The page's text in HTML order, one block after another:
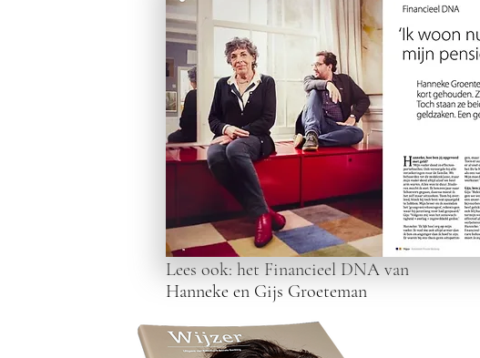
Lees ook: het Financieel DNA van
Hanneke en Gijs Groeteman